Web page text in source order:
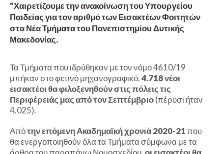
"Χαιρετίζουμε την ανακοίνωση του Υπουργείου
Παιδείας για τον αριθμό των Εισακτέων Φοιτητών
στα Νέα Τμήματα του Πανεπιστημίου Δυτικής
Μακεδονίας.
Τα Τμήματα που ιδρύθηκαν με τον νόμο 4610/19
μπήκαν στο φετινό μηχανογραφικό.4.718 νέοι
εισακτέοι θα φιλοξενηθούν στις πόλεις τις
Περιφέρειάς μας από τον Σεπτέμβριο(πέρυσι ήταν
4.025).
Απότην επόμενη Ακαδημαϊκή χρονιά 2020-21που
θα ενεργοποιηθούν όλα τα Τμήματα σύμφωνα με τα